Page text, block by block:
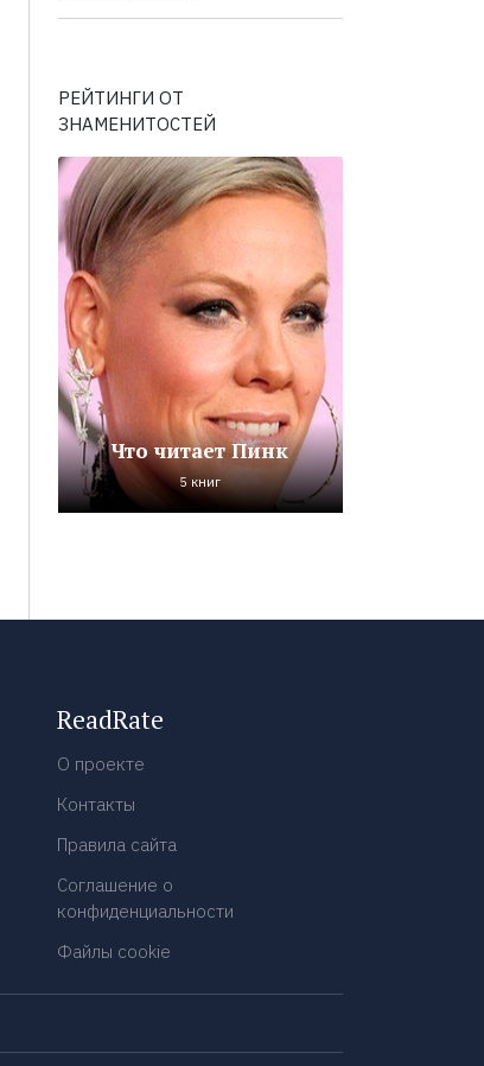
РЕЙТИНГИ ОТ
ЗНАМЕНИТОСТЕЙ
Что читает Пинк
5 книг
ReadRate
О проекте
Контакты
Правила сайта
Соглашение о
конфиденциальности
Файлы cookie